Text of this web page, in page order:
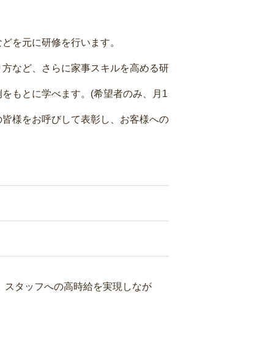
を元に研修を行います。
など、さらに家事スキルを高める研
もとに学べます。(希望者のみ、月1
様をお呼びして表彰し、お客様への
タッフへの高時給を実現しなが